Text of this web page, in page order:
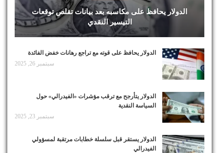
الدولار يحافظ على مكاسبه بعد بيانات تقلص توقعات
التيسير النقدي
الدولار يحافظ على قوته مع تراجع رهانات خفض الفائدة
سبتمبر 26, 2025
الدولار يتأرجح مع ترقب مؤشرات «الفيدرالي» حول
السياسة النقدية
سبتمبر 23, 2025
الدولار يستقر قبل سلسلة خطابات مرتقبة لمسؤولي
الفيدرالي